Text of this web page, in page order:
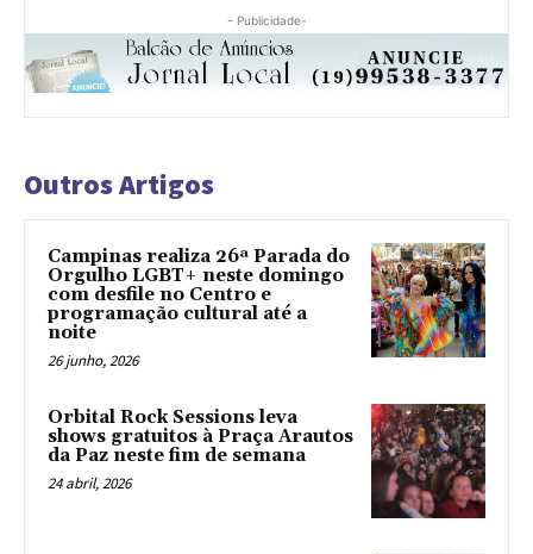
- Publicidade-
Outros Artigos
Campinas realiza 26ª Parada do
Orgulho LGBT+ neste domingo
com desfile no Centro e
programação cultural até a
noite
26 junho, 2026
Orbital Rock Sessions leva
shows gratuitos à Praça Arautos
da Paz neste fim de semana
24 abril, 2026